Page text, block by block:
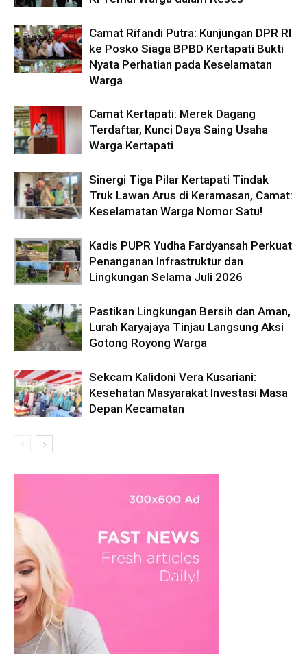
Camat Rifandi Putra: Kunjungan DPR RI
ke Posko Siaga BPBD Kertapati Bukti
Nyata Perhatian pada Keselamatan
Warga
Camat Kertapati: Merek Dagang
Terdaftar, Kunci Daya Saing Usaha
Warga Kertapati
Sinergi Tiga Pilar Kertapati Tindak
Truk Lawan Arus di Keramasan, Camat:
Keselamatan Warga Nomor Satu!
Kadis PUPR Yudha Fardyansah Perkuat
Penanganan Infrastruktur dan
Lingkungan Selama Juli 2026
Pastikan Lingkungan Bersih dan Aman,
Lurah Karyajaya Tinjau Langsung Aksi
Gotong Royong Warga
Sekcam Kalidoni Vera Kusariani:
Kesehatan Masyarakat Investasi Masa
Depan Kecamatan